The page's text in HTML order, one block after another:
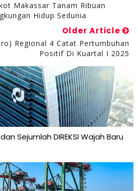
Makassar Tanam Ribuan
Hidup Sedunia
Older Article
Regional 4 Catat Pertumbuhan
Positif Di Kuartal I 2025
dan Sejumlah DIREKSI Wajah Baru